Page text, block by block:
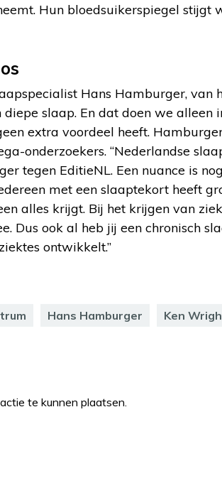
Hun bloedsuikerspiegel stijgt
Hans Hamburger, van
slaap. En dat doen we alleen
extra voordeel heeft.
onderzoekers. “Nederlandse
tegen EditieNL. Een nuance is
met een slaaptekort heeft
alles krijgt. Bij het krijgen van
Dus ook al heb jij een chronisch
ontwikkelt.”
Hans Hamburger Ken
te kunnen plaatsen.